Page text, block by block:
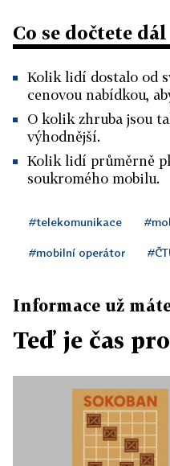
Co se dočtete dál
Kolik lidí dostalo od
cenovou nabídkou,
O kolik zhruba jsou
výhodnější.
Kolik lidí průměrně
soukromého mobilu.
#telekomunikace
#mobilní operátor
Informace už
Teď je čas